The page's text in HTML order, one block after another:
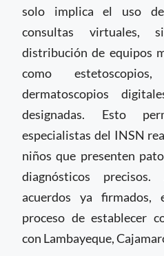
solo implica el uso
consultas virtuales,
distribución de equipos
como
dermatoscopios
designadas. Esto
especialistas del INSN
niños que presenten
diagnósticos
acuerdos ya
proceso de establecer
con Lambayeque,